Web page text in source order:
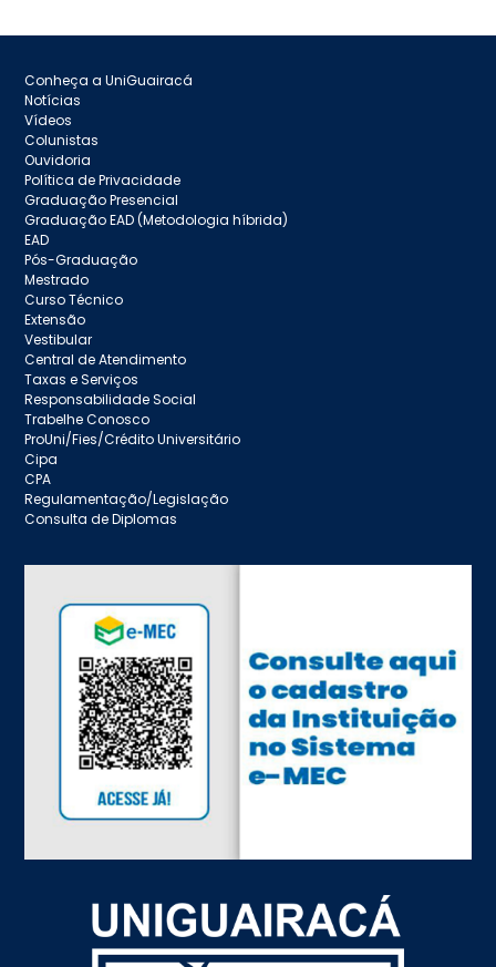
Conheça a UniGuairacá
Notícias
Vídeos
Colunistas
Ouvidoria
Política de Privacidade
Graduação Presencial
Graduação EAD (Metodologia híbrida)
EAD
Pós-Graduação
Mestrado
Curso Técnico
Extensão
Vestibular
Central de Atendimento
Taxas e Serviços
Responsabilidade Social
Trabelhe Conosco
ProUni/Fies/Crédito Universitário
Cipa
CPA
Regulamentação/Legislação
Consulta de Diplomas